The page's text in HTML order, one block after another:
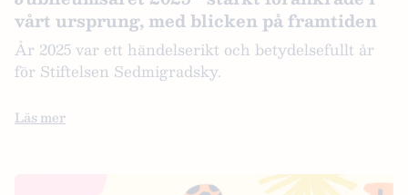
vårt ursprung, med blicken på framtiden
År 2025 var ett händelserikt och betydelsefullt år
för Stiftelsen Sedmigradsky.
Läs mer